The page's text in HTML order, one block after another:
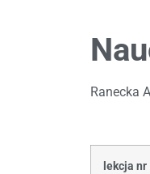
Ranecka
lekcja nr